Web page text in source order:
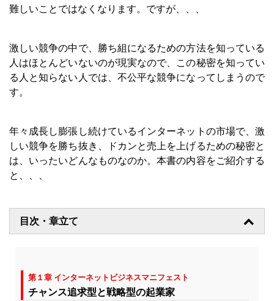
難しいことではなくなります。ですが、、、
激しい競争の中で、勝ち組になるための方法を知っている
人はほとんどいないのが現実なので、この秘密を知ってい
る人と知らない人では、不公平な競争になってしまうので
す。
年々成長し膨張し続けているインターネットの市場で、激
しい競争を勝ち抜き、ドカンと売上を上げるための秘密と
は、いったいどんなものなのか。本書の内容をご紹介する
と、、、
目次・章立て
第１章 インターネットビジネスマニフェスト
チャンス追求型と戦略型の起業家